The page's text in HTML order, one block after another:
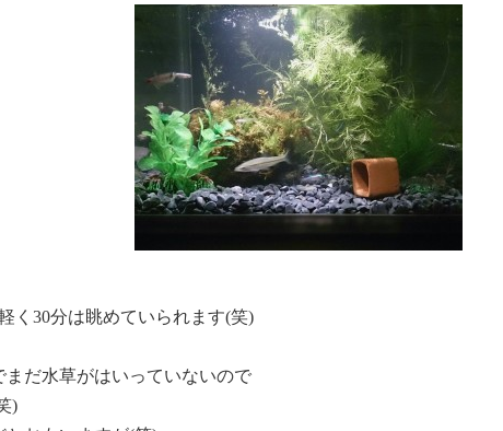
く30分は眺めていられます(笑)
だ水草がはいっていないので
)